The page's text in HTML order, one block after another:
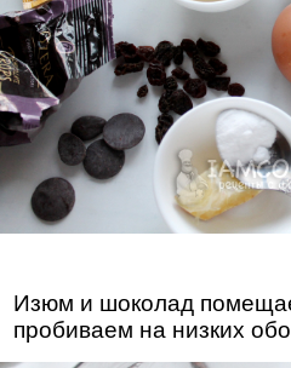
Изюм и шоколад
пробиваем на низких